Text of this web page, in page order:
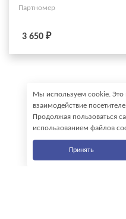
Партномер
3 650 ₽
Мы используем cookie. Это
взаимодействие
Продолжая пользоваться
использованием файлов
Принять